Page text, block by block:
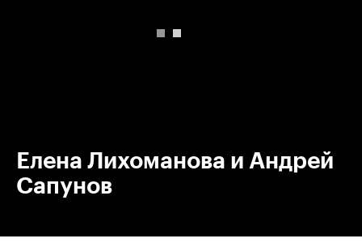
Елена Лихоманова и Андрей
Сапунов